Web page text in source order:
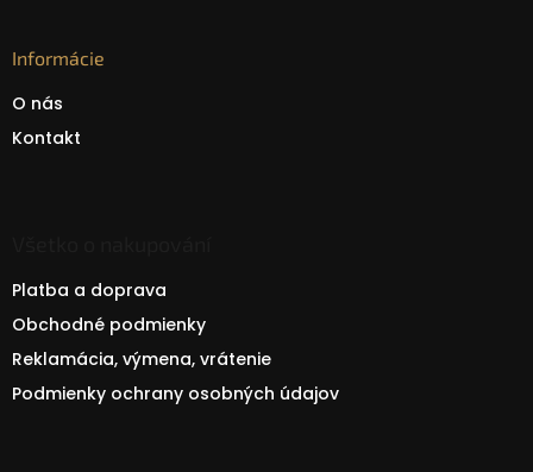
Informácie
O nás
Kontakt
Platba a doprava
Obchodné podmienky
Reklamácia, výmena, vrátenie
Podmienky ochrany osobných údajov